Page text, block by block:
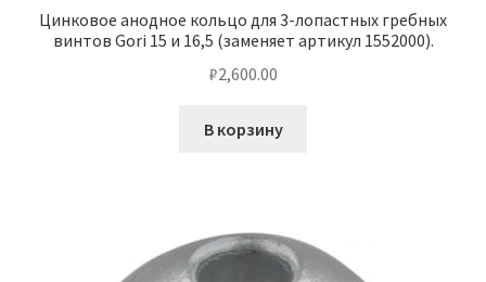
Цинковое анодное кольцо для 3-лопастных гребных
винтов Gori 15 и 16,5 (заменяет артикул 1552000).
₽2,600.00
В корзину